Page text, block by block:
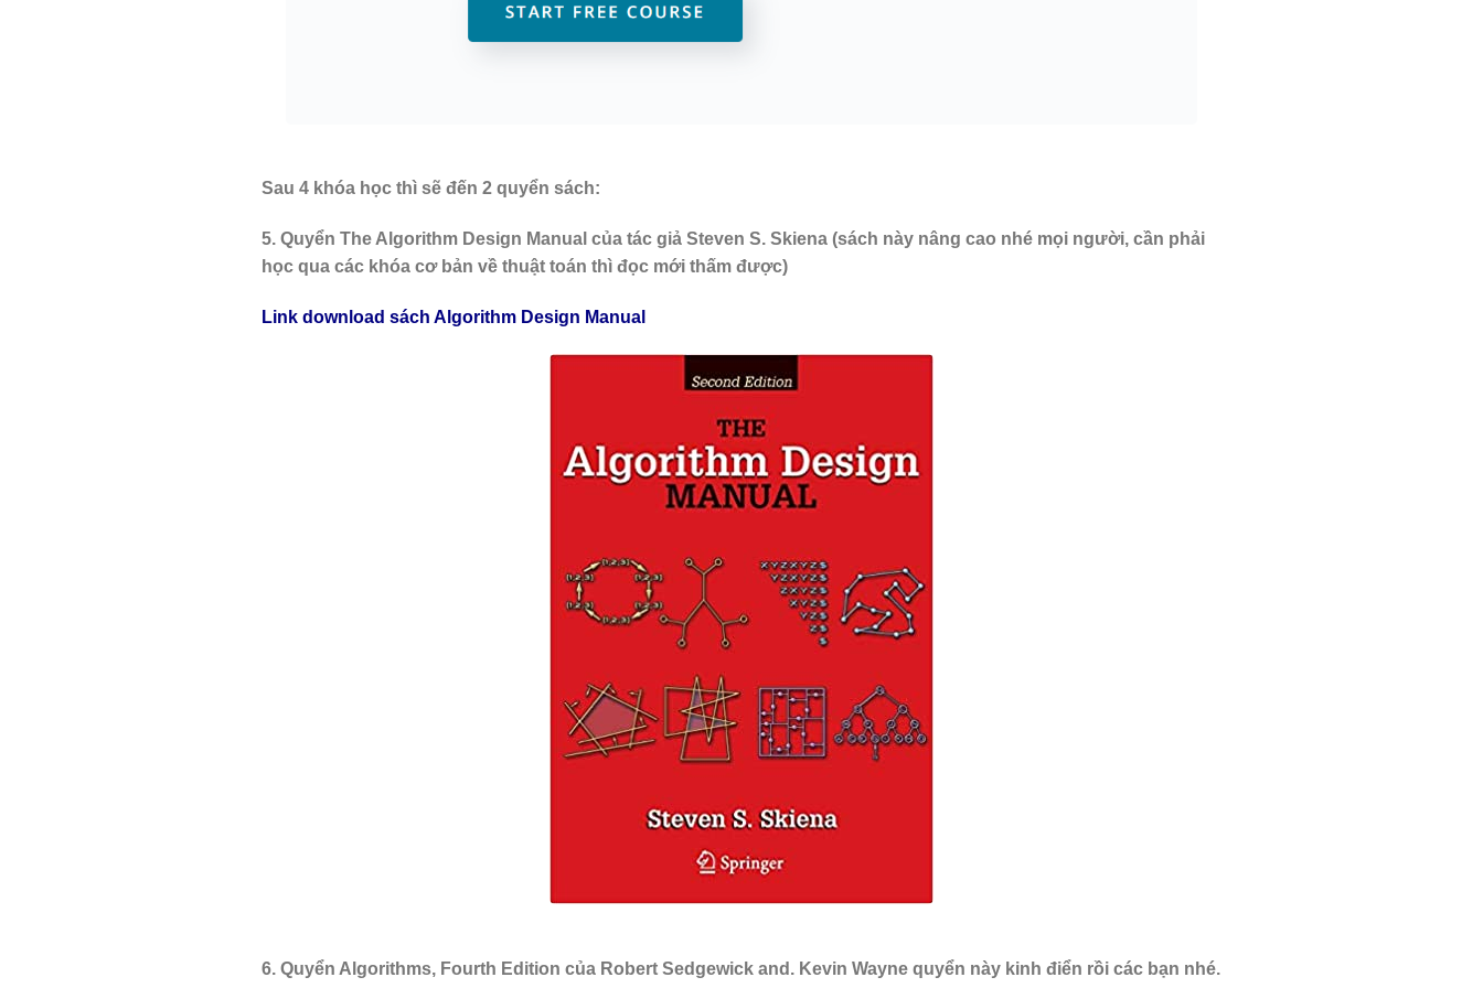
Sau 4 khóa học thì sẽ đến 2 quyển sách:
5. Quyển The Algorithm Design Manual của tác giả Steven S. Skiena (sách này nâng cao nhé mọi người, cần phải
học qua các khóa cơ bản về thuật toán thì đọc mới thấm được)
Link download sách Algorithm Design Manual
6. Quyển Algorithms, Fourth Edition của Robert Sedgewick and. Kevin Wayne quyển này kinh điển rồi các bạn nhé.